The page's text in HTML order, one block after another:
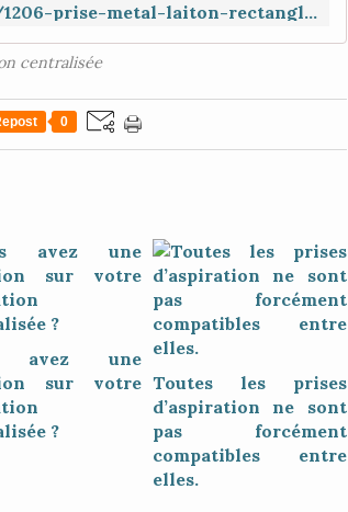
https://www.aspiration-web.fr/prise-rectangle/1206-prise-metal-laiton-rectangle-porte-pleine.html
centralisée
0
avez une
sur votre
?
Toutes les prises
d’aspiration ne sont
pas forcément
compatibles entre
elles.